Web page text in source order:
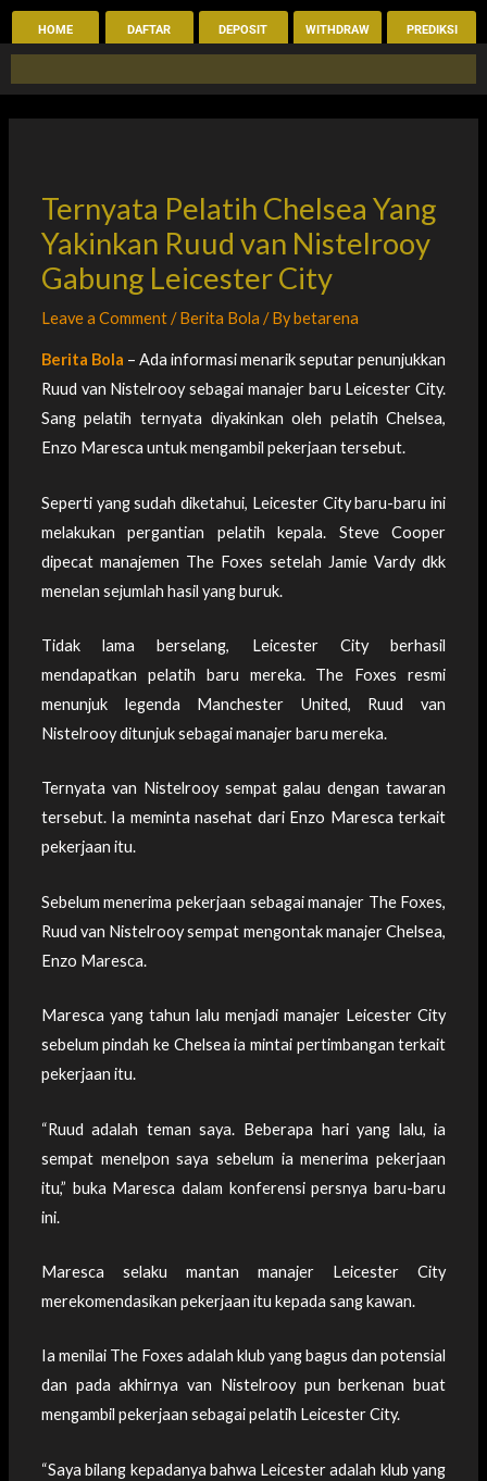
Skip
to
HOME DAFTAR DEPOSIT WITHDRAW PREDIKSI
Ternyata Pelatih Chelsea Yang
Yakinkan Ruud van Nistelrooy
Gabung Leicester City
Leave a Comment/Berita Bola / Bybetarena
Berita Bola – Ada informasi menarik seputar penunjukkan
Ruud van Nistelrooy sebagai manajer baru Leicester City.
Sang pelatih ternyata diyakinkan oleh pelatih Chelsea,
Enzo Maresca untuk mengambil pekerjaan tersebut.
Seperti yang sudah diketahui, Leicester City baru-baru ini
melakukan pergantian pelatih kepala. Steve Cooper
dipecat manajemen The Foxes setelah Jamie Vardy dkk
menelan sejumlah hasil yang buruk.
Tidak lama berselang, Leicester City berhasil
mendapatkan pelatih baru mereka. The Foxes resmi
menunjuk legenda Manchester United, Ruud van
Nistelrooy ditunjuk sebagai manajer baru mereka.
Ternyata van Nistelrooy sempat galau dengan tawaran
tersebut. Ia meminta nasehat dari Enzo Maresca terkait
pekerjaan itu.
Sebelum menerima pekerjaan sebagai manajer The Foxes,
Ruud van Nistelrooy sempat mengontak manajer Chelsea,
Enzo Maresca.
Maresca yang tahun lalu menjadi manajer Leicester City
sebelum pindah ke Chelsea ia mintai pertimbangan terkait
pekerjaan itu.
“Ruud adalah teman saya. Beberapa hari yang lalu, ia
sempat menelpon saya sebelum ia menerima pekerjaan
itu,” buka Maresca dalam konferensi persnya baru-baru
ini.
Maresca selaku mantan manajer Leicester City
merekomendasikan pekerjaan itu kepada sang kawan.
Ia menilai The Foxes adalah klub yang bagus dan potensial
dan pada akhirnya van Nistelrooy pun berkenan buat
mengambil pekerjaan sebagai pelatih Leicester City.
“Saya bilang kepadanya bahwa Leicester adalah klub yang